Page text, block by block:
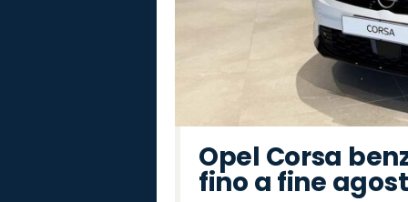
Opel Corsa
fino a fine